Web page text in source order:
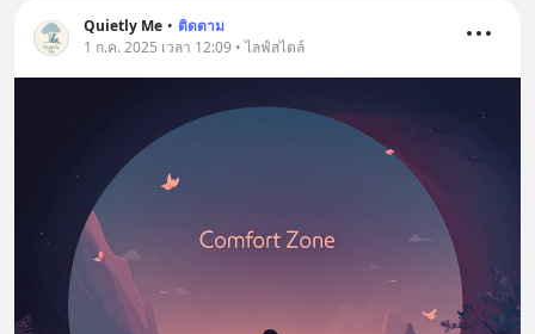
Quietly Me • ติดตาม
1 ก.ค. 2025 เวลา 12:09 • ไลฟ์สไตล์